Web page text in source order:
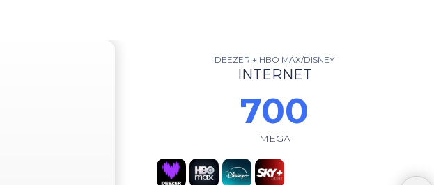
DEEZER + HBO MAX/DISNEY
INTERNET
700
MEGA